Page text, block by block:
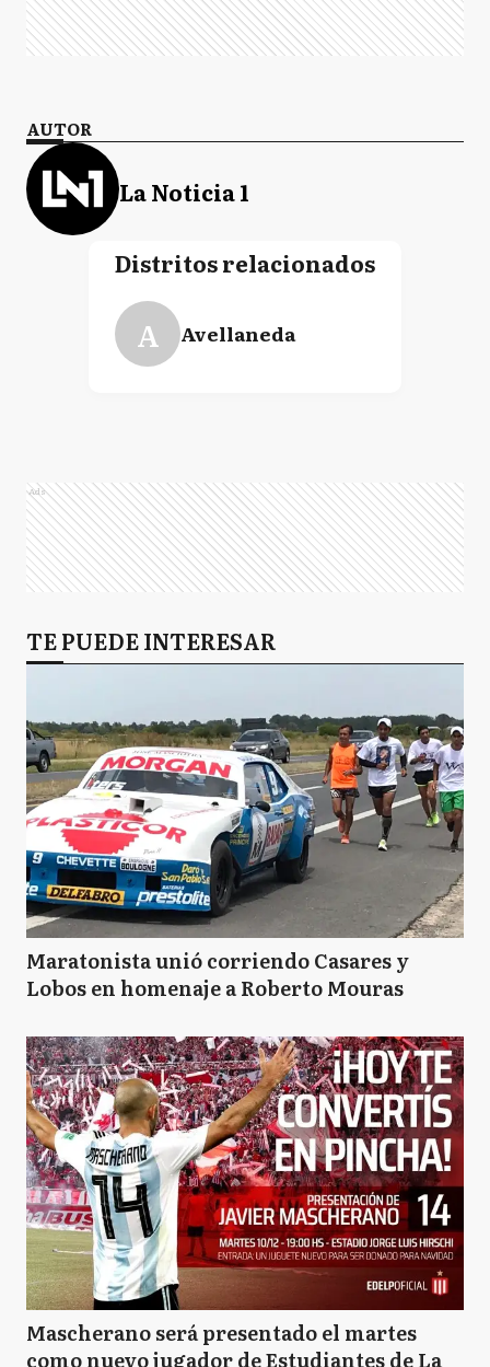
AUTOR
La Noticia 1
Distritos relacionados
A Avellaneda
Ads
TE PUEDE INTERESAR
Maratonista unió corriendo Casares y
Lobos en homenaje a Roberto Mouras
Mascherano será presentado el martes
como nuevo jugador de Estudiantes de La